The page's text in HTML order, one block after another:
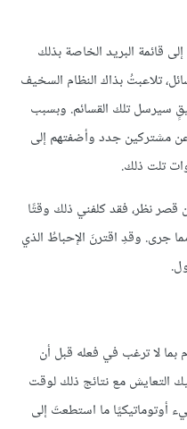
قائمة البريد الخاصة بذلك
تلاعبتُ بذاك النظام السخيف
سيرسل تلك القسائم. وبسبب
عن مشتركين جدد وأضفتهم إلى
تلت ذلك.
نظر، فقد كلفني ذلك وقتًا
جرى. وقدِ اقترنَ الإحباطُ الذي
بما لا ترغب في فعله قبل أن
التعايش مع نتائج ذلك لوقت
ما استطعتَ إلى